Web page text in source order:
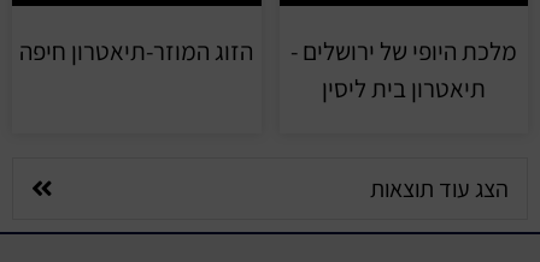
מלכת היופי של ירושלים -
תיאטרון בית ליסין
הזוג המוזר-תיאטרון חיפה
הצג עוד תוצאות